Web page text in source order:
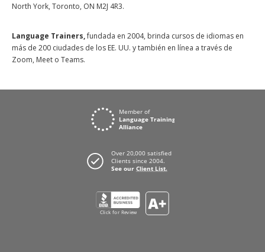
North York, Toronto, ON M2J 4R3.
Language Trainers,fundada en 2004, brinda cursos de idiomas en
más de 200 ciudades de los EE. UU. y también en línea a través de
Zoom, Meet o Teams.